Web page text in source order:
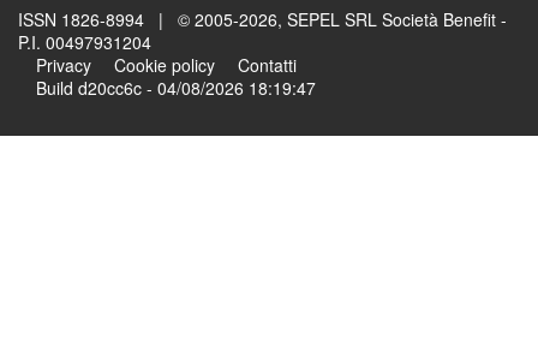
ISSN 1826-8994 | © 2005-2026, SEPEL SRL Società Benefit -
P.I. 00497931204
Privacy
Cookie policy
Contatti
Build d20cc6c - 04/08/2026 18:19:47